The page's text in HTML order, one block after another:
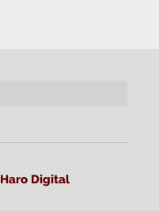
Haro Digital